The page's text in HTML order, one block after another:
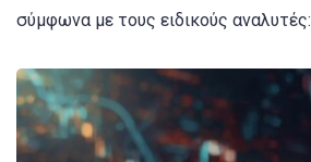
σύμφωνα με τους ειδικούς αναλυτές: